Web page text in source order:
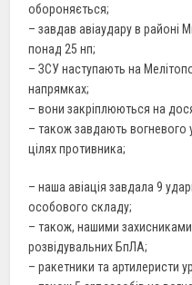
обороняється;
– завдав авіаудару в районі
понад 25 нп;
– ЗСУ наступають на
напрямках;
– вони закріплюються на
– також завдають вогневого
цілях противника;
– наша авіація завдала 9
особового складу;
– також, нашими
розвідувальних БпЛА;
– ракетники та артилеристи